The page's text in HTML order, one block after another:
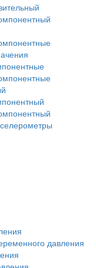
давления